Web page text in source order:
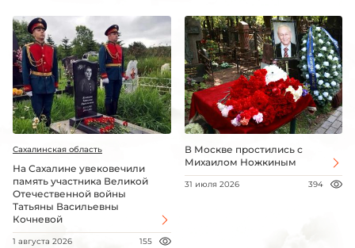
Сахалинская область
На Сахалине увековечили
память участника Великой
Отечественной войны
Татьяны Васильевны
Кочневой
1 августа 2026 155
В Москве простились с
Михаилом Ножкиным
31 июля 2026 394